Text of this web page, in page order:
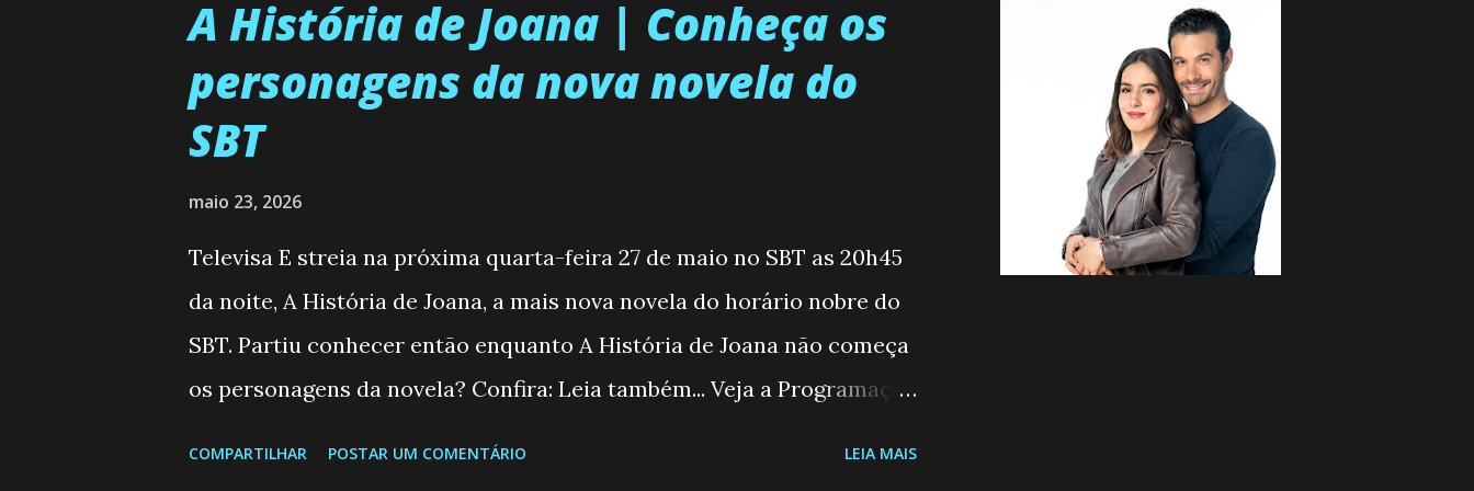
A História de Joana | Conheça os
personagens da nova novela do
SBT
maio 23, 2026
Televisa E streia na próxima quarta-feira 27 de maio no SBT as 20h45
da noite, A História de Joana, a mais nova novela do horário nobre do
SBT. Partiu conhecer então enquanto A História de Joana não começa
os personagens da novela? Confira: Leia também... Veja a Programação
COMPARTILHAR POSTAR UM COMENTÁRIO LEIA MAIS